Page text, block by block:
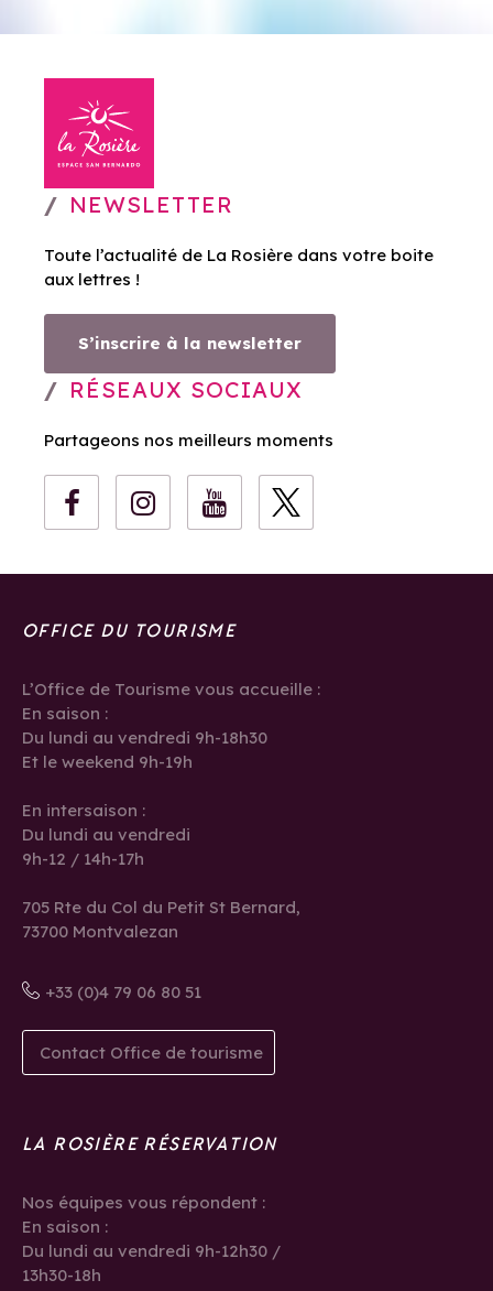
NEWSLETTER
Toute l’actualité de La Rosière dans votre boite
aux lettres !
S’inscrire à la newsletter
RÉSEAUX SOCIAUX
Partageons nos meilleurs moments
OFFICE DU TOURISME
L’Office de Tourisme vous accueille :
En saison :
Du lundi au vendredi 9h-18h30
Et le weekend 9h-19h
En intersaison :
Du lundi au vendredi
9h-12 / 14h-17h
705 Rte du Col du Petit St Bernard,
73700 Montvalezan
+33 (0)4 79 06 80 51
Contact Office de tourisme
LA ROSIÈRE RÉSERVATION
Nos équipes vous répondent :
En saison :
Du lundi au vendredi 9h-12h30 /
13h30-18h